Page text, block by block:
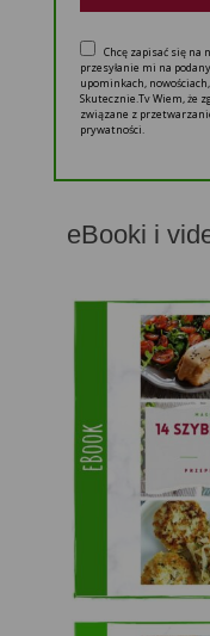
Chcę zapisać się na
przesyłanie mi na
upominkach,
Skutecznie.Tv Wiem, że
związane z
prywatności.
eBooki i